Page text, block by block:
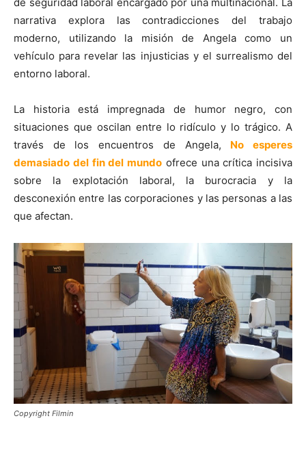
narrativa explora las contradicciones del trabajo
moderno, utilizando la misión de Angela como un
vehículo para revelar las injusticias y el surrealismo del
entorno laboral.
La historia está impregnada de humor negro, con
situaciones que oscilan entre lo ridículo y lo trágico. A
través de los encuentros de Angela, No esperes
demasiado del fin del mundo ofrece una crítica incisiva
sobre la explotación laboral, la burocracia y la
desconexión entre las corporaciones y las personas a las
que afectan.
Copyright Filmin